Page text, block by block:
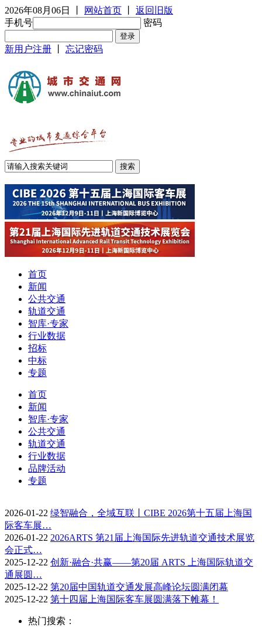
2026年08月06日 网站首页
返回旧版
手机号
密码
新用户注册 忘记密码
首页
新闻
公共交通
轨道交通
智库·专家
行业数据
招标
中标
专题
首页
新闻
智库·专家
公共交通
轨道交通
行业数据
品牌活动
专题
2026-01-22 绿智融合，全域互联丨CIBE 2026第十五届上海国
际客车展…
2026-01-22 2026ARTS 第21届上海国际先进轨道交通技术展览
会正式…
2025-12-22 创新·融合·共赢——第20届 ARTS 上海国际轨道交
通展圆…
2025-12-22 第20届中国轨道交通发展高峰论坛圆满闭幕
2025-12-22 第十四届上海国际客车展圆满落下帷幕！
热门搜索：